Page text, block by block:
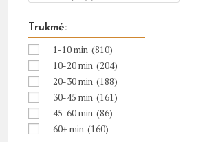
Trukmė:
1-10 min (810)
10-20 min (204)
20-30 min (188)
30-45 min (161)
45-60 min (86)
60+ min (160)